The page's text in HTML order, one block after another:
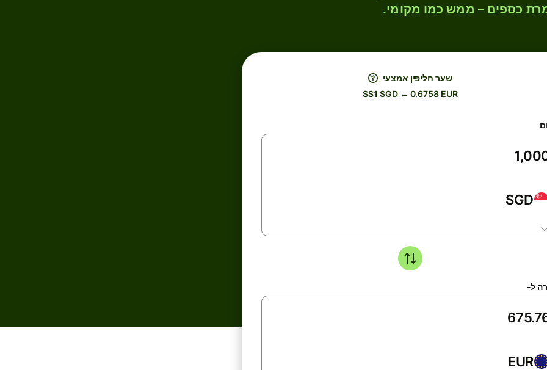
כספים – ממש כמו מקומי.
שער חליפין אמצעי
S$1 SGD ← 0.6758 EUR
SGD
ל-
EUR